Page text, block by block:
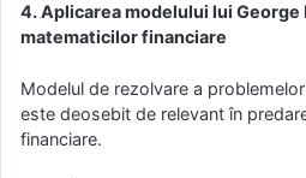
4. Aplicarea modelului lui George
matematicilor financiare
Modelul de rezolvare a
este deosebit de relevant în
financiare.